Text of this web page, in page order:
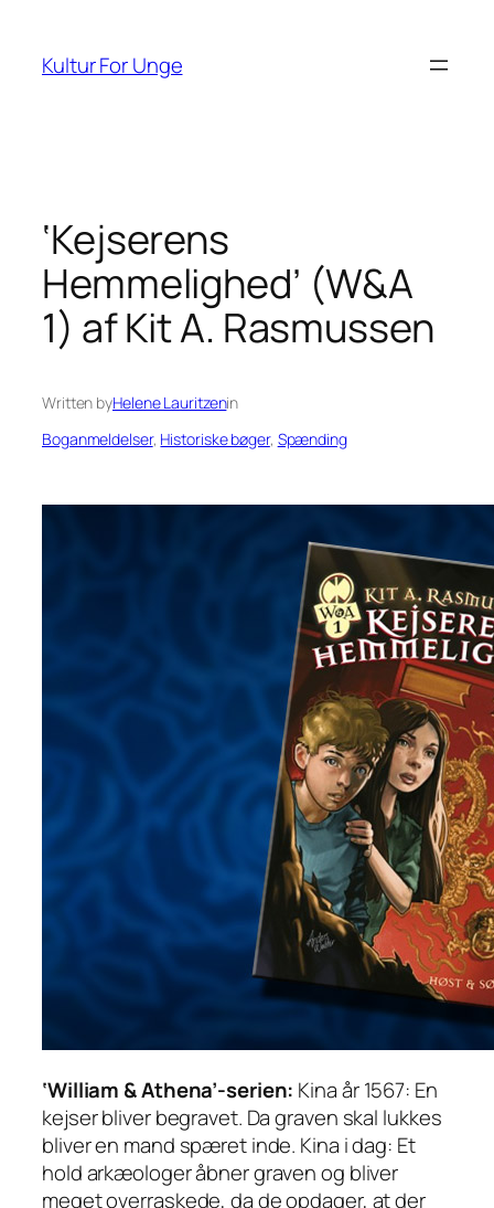
indhold
Kultur For Unge
‘Kejserens
Hemmelighed’ (W&A
1) af Kit A. Rasmussen
Written byHelene Lauritzenin
Boganmeldelser, Historiske bøger, Spænding
‘William & Athena’-serien: Kina år 1567: En
kejser bliver begravet. Da graven skal lukkes
bliver en mand spæret inde. Kina i dag: Et
hold arkæologer åbner graven og bliver
meget overraskede, da de opdager, at der